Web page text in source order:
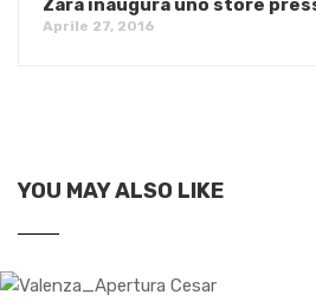
Zara inaugura uno store
Aprile 27, 2016
YOU MAY ALSO LIKE